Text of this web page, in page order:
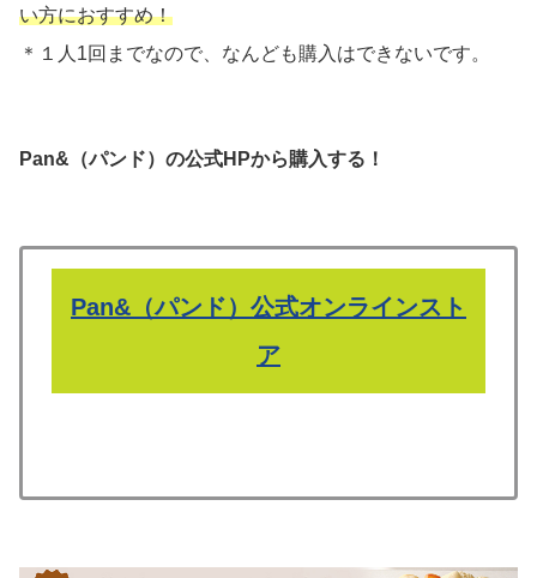
い方におすすめ！
＊１人1回までなので、なんども購入はできないです。
Pan&（パンド）の公式HPから購入する！
Pan&（パンド）公式オンラインスト
ア